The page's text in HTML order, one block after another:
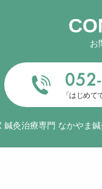
お
「はじめて
鍼灸治療専門 なかやま